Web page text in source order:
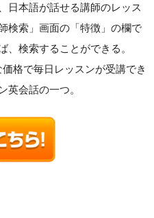
日本語が話せる講師のレッス
検索」画面の「特徴」の欄で
、検索することができる。
格で毎日レッスンが受講でき
英会話の一つ。